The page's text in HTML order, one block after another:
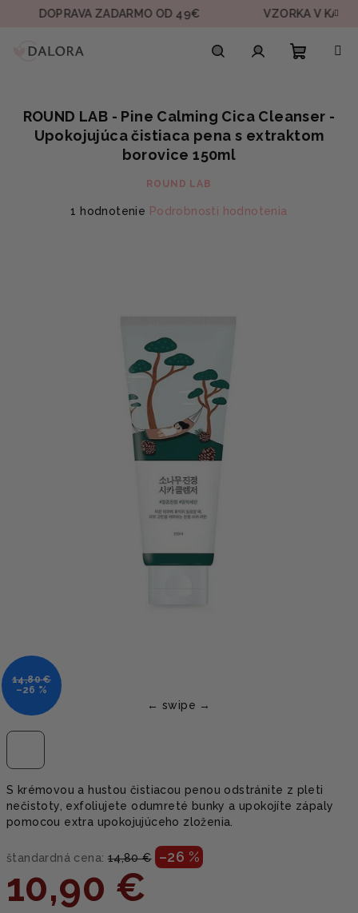
ZADARMO OD 49€ VZORKA V KAŽDEJ
košík
S krémovou a hustou čistiacou penou odstránite z pleti
nečistoty, exfoliujete odumreté bunky a upokojíte zápaly
pomocou extra upokojujúceho zloženia.
štandardná cena: 14,80 € –26 %
10,90 €
ROUND LAB - Pine Calming Cica Cleanser -
Upokojujúca čistiaca pena s extraktom
borovice 150ml
ROUND LAB
Priemerné
1 hodnotenie Podrobnosti hodnotenia
14,80 €
–26 %